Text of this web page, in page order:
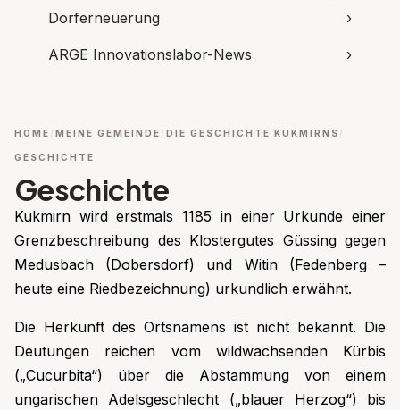
Dorferneuerung
›
ARGE Innovationslabor-News ›
HOME MEINE GEMEINDE DIE GESCHICHTE KUKMIRNS
GESCHICHTE
Geschichte
Kukmirn wird erstmals 1185 in einer Urkunde einer
Grenzbeschreibung des Klostergutes Güssing gegen
Medusbach (Dobersdorf) und Witin (Fedenberg –
heute eine Riedbezeichnung) urkundlich erwähnt.
Die Herkunft des Ortsnamens ist nicht bekannt. Die
Deutungen reichen vom wildwachsenden Kürbis
(„Cucurbita“) über die Abstammung von einem
ungarischen Adelsgeschlecht („blauer Herzog“) bis